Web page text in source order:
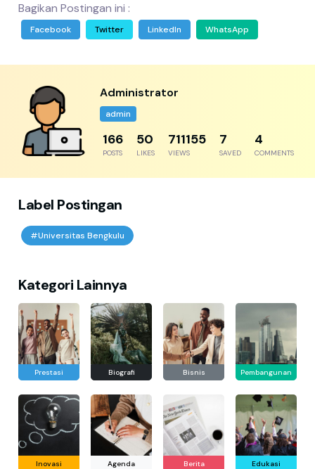
Bagikan Postingan ini :
Facebook Twitter LinkedIn WhatsApp
Administrator
admin
204
POSTS
61
LIKES
875268
VIEWS
8
SAVED
5
COMMENTS
Label Postingan
#Universitas Bengkulu
Kategori Lainnya
Prestasi Biografi Bisnis Pembangunan
Inovasi Agenda Berita Edukasi